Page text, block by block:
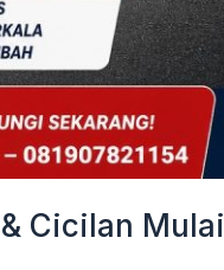
& Cicilan Mulai